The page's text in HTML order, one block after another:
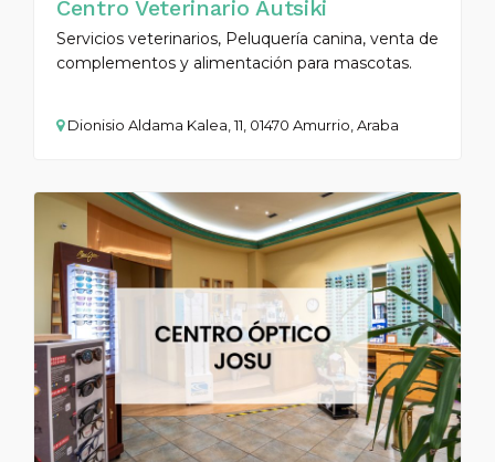
Centro Veterinario Autsiki
Servicios veterinarios, Peluquería canina, venta de
complementos y alimentación para mascotas.
Dionisio Aldama Kalea, 11, 01470 Amurrio, Araba